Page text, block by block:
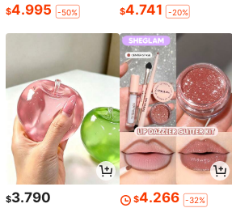
$4.995 -50% $4.741 -20%
$3.790 $4.266 -32%